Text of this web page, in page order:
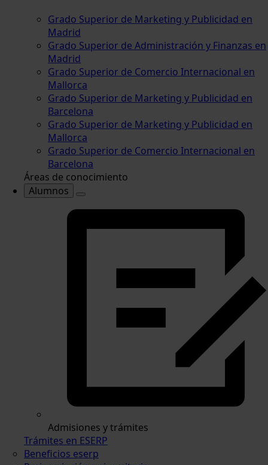
Grado Superior de Marketing y Publicidad en
Madrid
Grado Superior de Administración y Finanzas en
Madrid
Grado Superior de Comercio Internacional en
Mallorca
Grado Superior de Marketing y Publicidad en
Barcelona
Grado Superior de Marketing y Publicidad en
Mallorca
Grado Superior de Comercio Internacional en
Barcelona
Áreas de conocimiento
Alumnos
Admisiones y trámites
Trámites en ESERP
Beneficios eserp